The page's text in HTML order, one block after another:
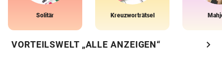
Solitär Kreuzworträtsel
VORTEILSWELT „ALLE ANZEIGEN“ chevron_right